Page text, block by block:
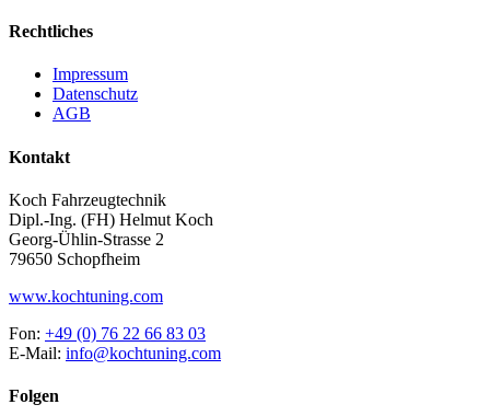
Rechtliches
Impressum
Datenschutz
AGB
Kontakt
Koch Fahrzeugtechnik
Dipl.-Ing. (FH) Helmut Koch
Georg-Ühlin-Strasse 2
79650 Schopfheim
www.kochtuning.com
Fon: +49 (0) 76 22 66 83 03
E-Mail: info@kochtuning.com
Folgen